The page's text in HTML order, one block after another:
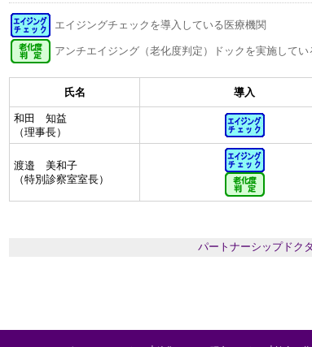
エイジングチェックを導入している医療機関
アンチエイジング（老化度判定）ドックを実施してい
氏名 導入
和田 知益
（理事長）
渡邉 美和子
（特別診察室室長）
パートナーシップドク